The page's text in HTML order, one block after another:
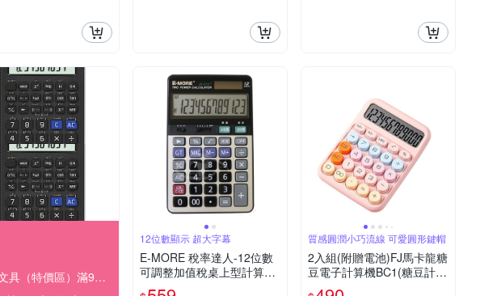
圖書文具（特價區）滿99出貨
12位數顯示 超大字幕
E-MORE 稅率達人-12位數
可調整加值稅桌上型計算機
JS-2TV+
質感圓潤小巧流線 可愛圓形鍵帽
2入組(附贈電池)FJ馬卡龍糖
豆電子計算機BC1(糖豆計算
機 復古鍵盤 大按鍵 大螢幕